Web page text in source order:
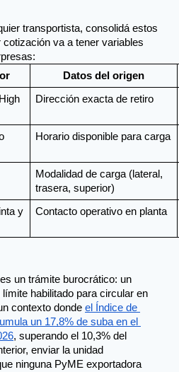
transportista, consolidá estos
va a tener variables
Datos del origen
Dirección exacta de retiro
Horario disponible para carga
Modalidad de carga (lateral,
trasera, superior)
y
Contacto operativo en planta
un trámite burocrático: un
habilitado para circular en
contexto donde el Índice de
un 17,8% de suba en el
, superando el 10,3% del
enviar la unidad
ninguna PyME exportadora